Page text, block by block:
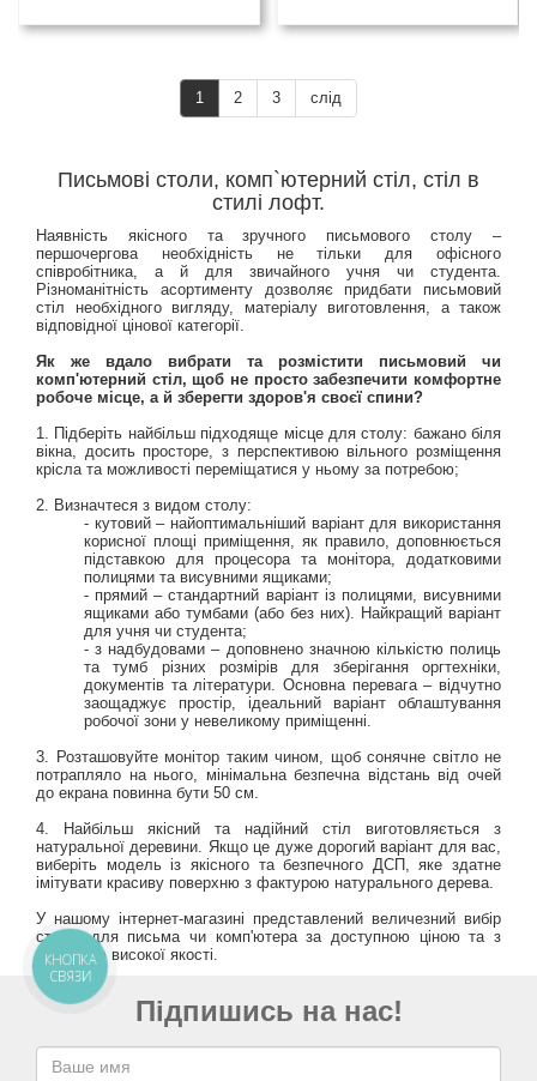
1 2 3 слід
Письмові столи, комп`ютерний стіл, стіл в
стилі лофт.
Наявність якісного та зручного письмового столу –
першочергова необхідність не тільки для офісного
співробітника, а й для звичайного учня чи студента.
Різноманітність асортименту дозволяє придбати письмовий
стіл необхідного вигляду, матеріалу виготовлення, а також
відповідної цінової категорії.
Як же вдало вибрати та розмістити письмовий чи
комп'ютерний стіл, щоб не просто забезпечити комфортне
робоче місце, а й зберегти здоров'я своєї спини?
1. Підберіть найбільш підходяще місце для столу: бажано біля
вікна, досить просторе, з перспективою вільного розміщення
крісла та можливості переміщатися у ньому за потребою;
2. Визначтеся з видом столу:
- кутовий – найоптимальніший варіант для використання
корисної площі приміщення, як правило, доповнюється
підставкою для процесора та монітора, додатковими
полицями та висувними ящиками;
- прямий – стандартний варіант із полицями, висувними
ящиками або тумбами (або без них). Найкращий варіант
для учня чи студента;
- з надбудовами – доповнено значною кількістю полиць
та тумб різних розмірів для зберігання оргтехніки,
документів та літератури. Основна перевага – відчутно
заощаджує простір, ідеальний варіант облаштування
робочої зони у невеликому приміщенні.
3. Розташовуйте монітор таким чином, щоб сонячне світло не
потрапляло на нього, мінімальна безпечна відстань від очей
до екрана повинна бути 50 см.
4. Найбільш якісний та надійний стіл виготовляється з
натуральної деревини. Якщо це дуже дорогий варіант для вас,
виберіть модель із якісного та безпечного ДСП, яке здатне
імітувати красиву поверхню з фактурою натурального дерева.
У нашому інтернет-магазині представлений величезний вибір
столів для письма чи комп'ютера за доступною ціною та з
гарантією високої якості.
Підпишись на нас!
КНОПКА
СВЯЗИ